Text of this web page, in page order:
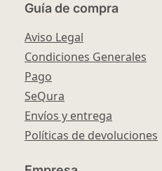
Guía de compra
Aviso Legal
Condiciones Generales
Pago
SeQura
Envíos y entrega
Políticas de devoluciones